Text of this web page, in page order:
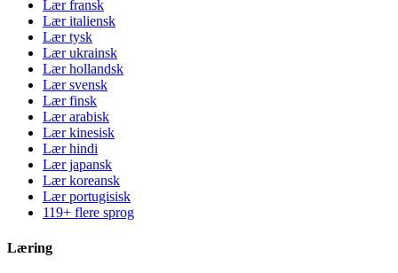
Lær fransk
Lær italiensk
Lær tysk
Lær ukrainsk
Lær hollandsk
Lær svensk
Lær finsk
Lær arabisk
Lær kinesisk
Lær hindi
Lær japansk
Lær koreansk
Lær portugisisk
119+ flere sprog
Læring